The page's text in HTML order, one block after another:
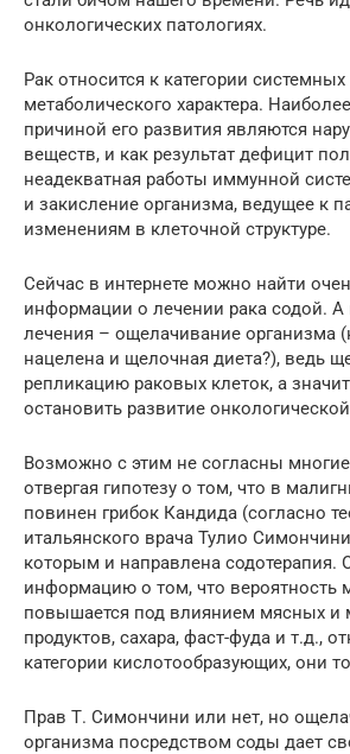
онкологических патологиях.
Рак относится к категории
метаболического характера.
причиной его развития являются
веществ, и как результат дефицит
неадекватная работы иммунной
и закисление организма, ведущее к
изменениям в клеточной структуре.
Сейчас в интернете можно найти
информации о лечении рака содой. А
лечения – ощелачивание организма
нацелена и щелочная диета?), ведь
репликацию раковых клеток, а
остановить развитие
Возможно с этим не согласны
отвергая гипотезу о том, что в
повинен грибок Кандида (согласно
итальянского врача Тулио
которым и направлена содотерапия.
информацию о том, что вероятность
повышается под влиянием мясных и
продуктов, сахара, фаст-фуда и т.д.,
категории кислотообразующих, они
Прав Т. Симончини или нет, но
организма посредством соды дает